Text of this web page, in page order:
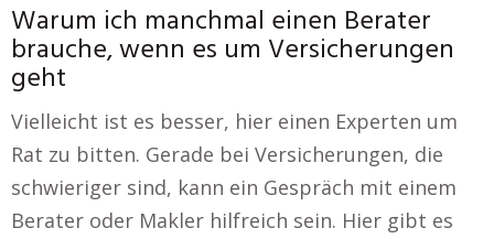
Warum ich manchmal einen Berater
brauche, wenn es um Versicherungen
geht
Vielleicht ist es besser, hier einen Experten um
Rat zu bitten. Gerade bei Versicherungen, die
schwieriger sind, kann ein Gespräch mit einem
Berater oder Makler hilfreich sein. Hier gibt es